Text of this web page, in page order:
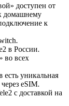
доступен от
домашнему
к
в России.
во всех
уникальная
eSIM.
с доставкой на